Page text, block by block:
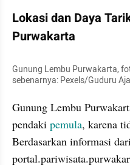
Lokasi dan Daya
Purwakarta
Gunung Lembu Purwakarta,
sebenarnya: Pexels/Guduru
Gunung Lembu
pendaki pemula, karena
Berdasarkan informasi